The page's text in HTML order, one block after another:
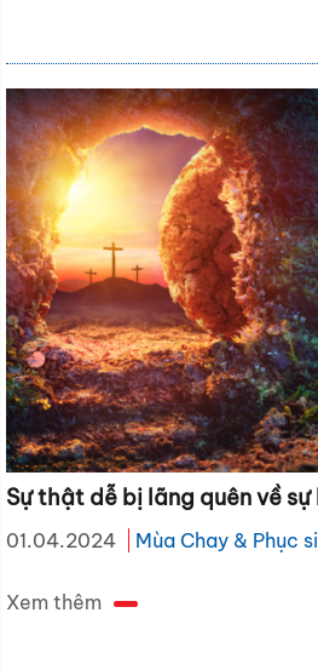
Sự thật dễ bị lãng quên về sự
01.04.2024 Mùa Chay & Phục
Xem thêm